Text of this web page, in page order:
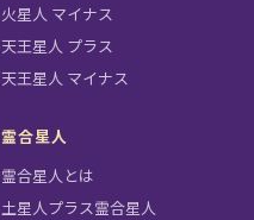
火星人 マイナス
天王星人 プラス
天王星人 マイナス
霊合星人
霊合星人とは
土星人プラス霊合星人